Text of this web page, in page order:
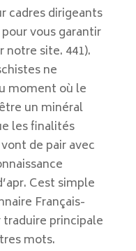
cadres dirigeants
vous garantir
site. 441).
ne
moment où le
un minéral
les finalités
de pair avec
Cest simple
Français-
principale
mots.